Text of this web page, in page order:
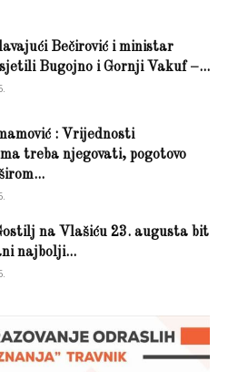
Bečirović i ministar
Bugojno i Gornji Vakuf –...
: Vrijednosti
treba njegovati, pogotovo
na Vlašiću 23. augusta bit
najbolji...